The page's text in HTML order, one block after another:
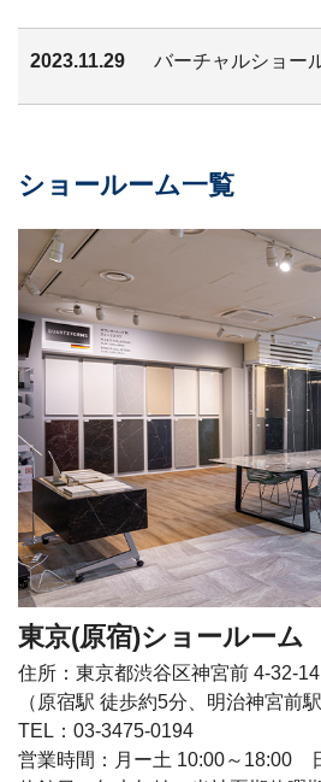
2023.11.29 バーチャルショー
ショールーム一覧
東京(原宿)ショールーム
住所：東京都渋谷区神宮前 4-32-14
（原宿駅 徒歩約5分、明治神宮前
TEL：03-3475-0194
営業時間：月ー土 10:00～18:00